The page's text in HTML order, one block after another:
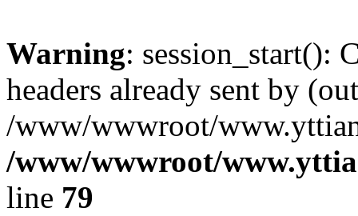
Warning: session_start():
headers already sent by
/www/wwwroot/
/www/wwwroot/
line 79